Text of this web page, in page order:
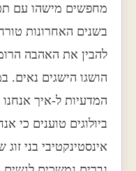
מחפשים מישהו עם
בשנים האחרונות
להבין את האהבה
הושגו הישגים נאים.
המדעיות ל-איך אנחנו
ביולוגים טוענים כי
אינסטינקטיבי בני